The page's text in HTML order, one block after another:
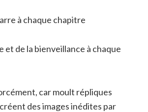
à chaque chapitre
et de la bienveillance à chaque
car moult répliques
des images inédites par